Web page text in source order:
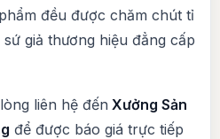
đều được chăm chút tỉ
giả thương hiệu đẳng cấp
liên hệ đến Xưởng Sản
để được báo giá trực tiếp